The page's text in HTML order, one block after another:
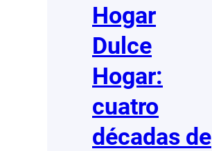
Hogar
Dulce
Hogar:
cuatro
décadas de